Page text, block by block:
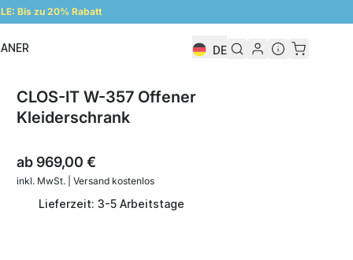
Bis zu 20% Rabatt
DE
CLOS-IT W-357 Offener
Kleiderschrank
ab969,00 €
inkl. MwSt. | Versand kostenlos
Lieferzeit: 3-5 Arbeitstage